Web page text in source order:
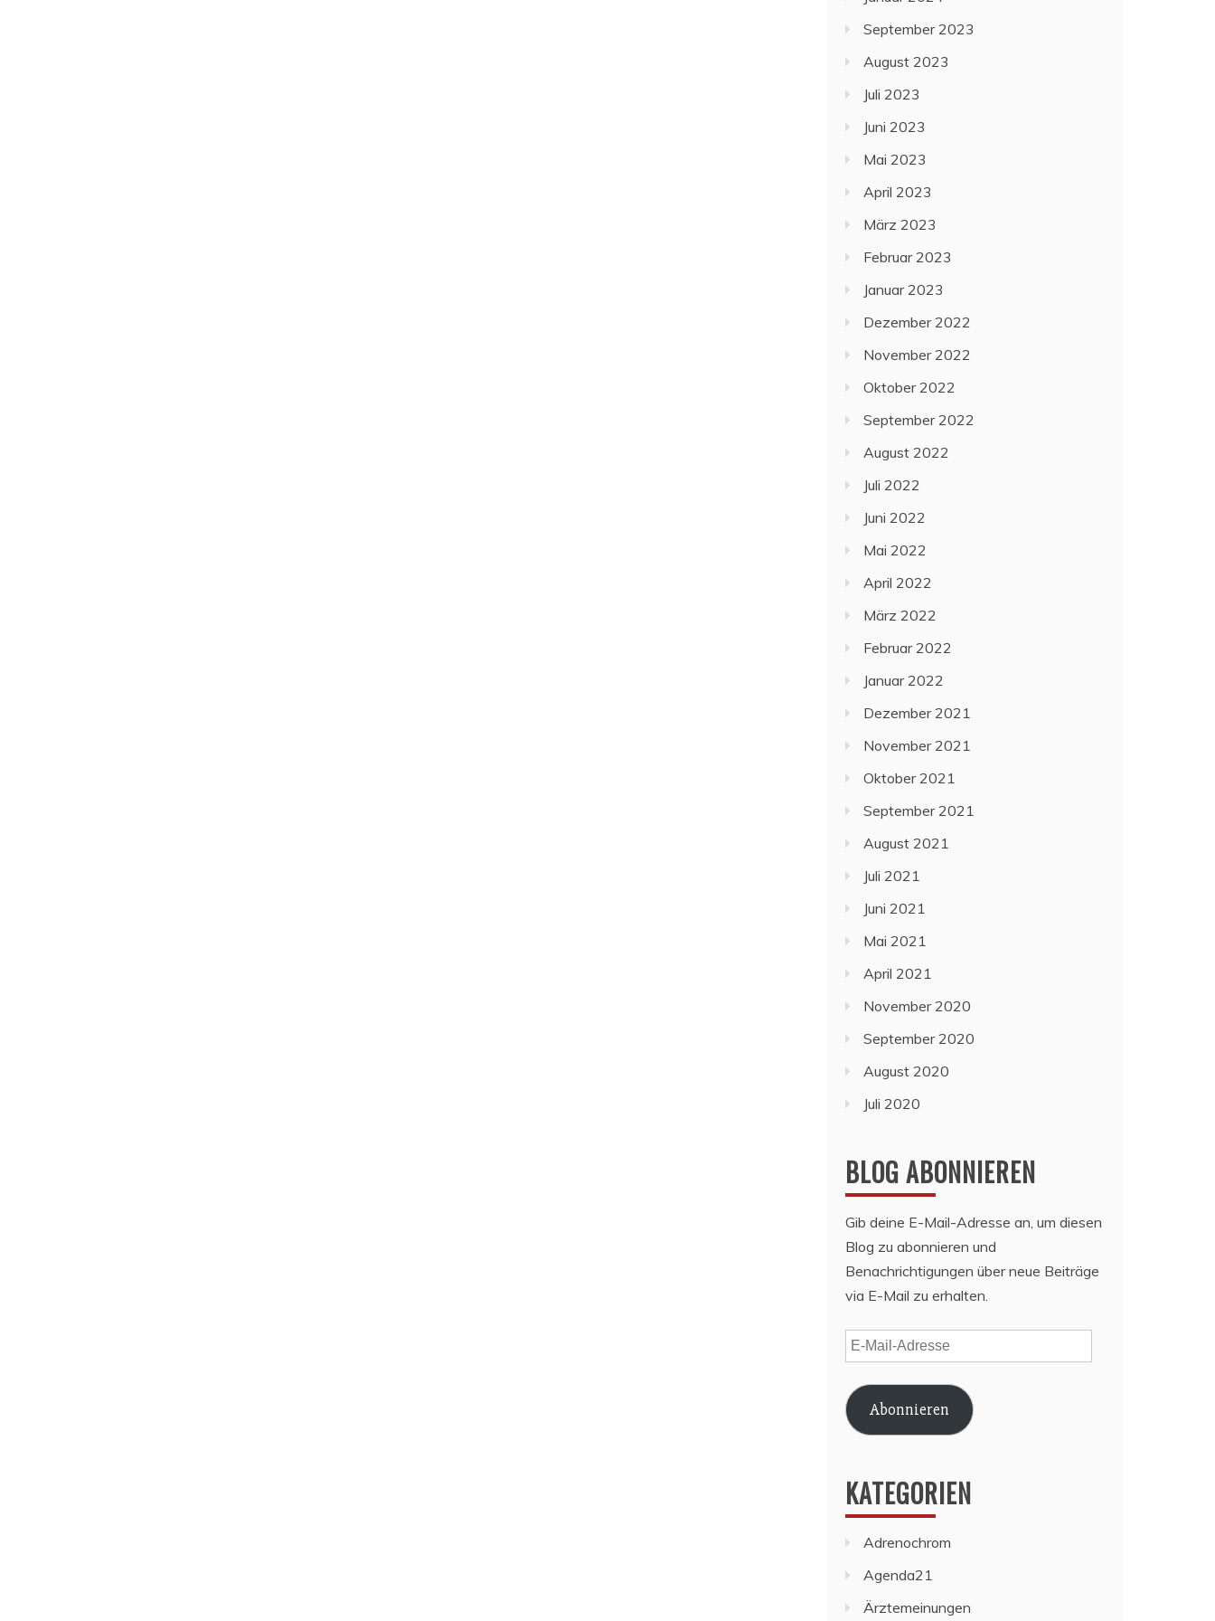
September 2023
August 2023
Juli 2023
Juni 2023
Mai 2023
April 2023
März 2023
Februar 2023
Januar 2023
Dezember 2022
November 2022
Oktober 2022
September 2022
August 2022
Juli 2022
Juni 2022
Mai 2022
April 2022
März 2022
Februar 2022
Januar 2022
Dezember 2021
November 2021
Oktober 2021
September 2021
August 2021
Juli 2021
Juni 2021
Mai 2021
April 2021
November 2020
September 2020
August 2020
Juli 2020
BLOG ABONNIEREN
Gib deine E-Mail-Adresse an, um diesen
Blog zu abonnieren und
Benachrichtigungen über neue Beiträge
via E-Mail zu erhalten.
E-
Mail-
Adresse
Abonnieren
KATEGORIEN
Adrenochrom
Agenda21
Ärztemeinungen